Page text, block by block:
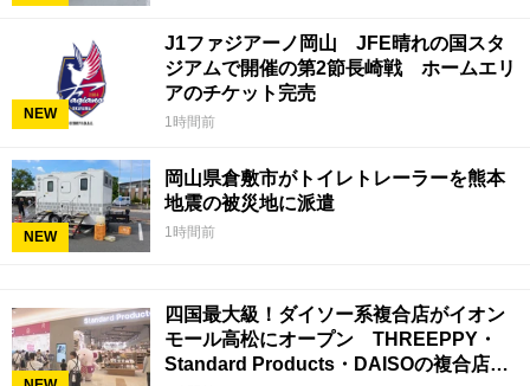
NEW
J1ファジアーノ岡山 JFE晴れの国スタ
ジアムで開催の第2節長崎戦 ホームエリ
アのチケット完売
1時間前
NEW
岡山県倉敷市がトイレトレーラーを熊本
地震の被災地に派遣
1時間前
四国最大級！ダイソー系複合店がイオン
モール高松にオープン THREEPPY・
Standard Products・DAISOの複合店は